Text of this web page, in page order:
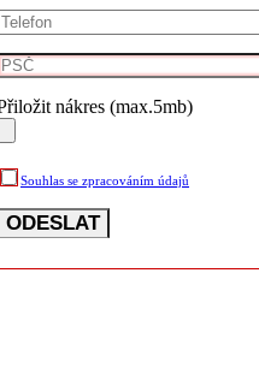
nákres (max.5mb)
Souhlas se zpracováním údajů